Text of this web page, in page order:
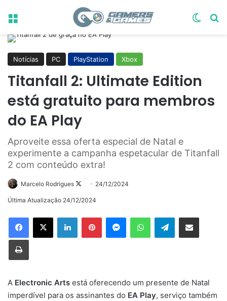
Menu
Notícias PC PlayStation Xbox
Titanfall 2: Ultimate Edition
está gratuito para membros
do EA Play
Aproveite essa oferta especial de Natal e
experimente a campanha espetacular de Titanfall
2 com conteúdo extra!
Marcelo Rodrigues
Follow24/12/2024
Última Atualização 24/12/2024
LinkedinPinterestMessengerWhatsAppTelegramCompartilhar via e-mail
Imprimir
A Electronic Arts está oferecendo um presente de Natal
imperdível para os assinantes do EA Play, serviço também